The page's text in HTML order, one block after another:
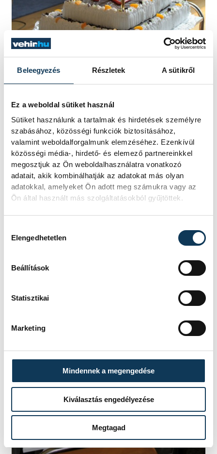
Beleegyezés Részletek A sütikről
Ez a weboldal sütiket használ
Sütiket használunk a tartalmak és hirdetések személyre
szabásához, közösségi funkciók biztosításához,
valamint weboldalforgalmunk elemzéséhez. Ezenkívül
közösségi média-, hirdető- és elemező partnereinkkel
megosztjuk az Ön weboldalhasználatra vonatkozó
adatait, akik kombinálhatják az adatokat más olyan
adatokkal, amelyeket Ön adott meg számukra vagy az
Ön által használt más szolgáltatásokból gyűjtöttek.
Elengedhetetlen
Beállítások
Statisztikai
Marketing
Mindennek a megengedése
Kiválasztás engedélyezése
Megtagad
tortával kedveskedett a Veszprém Megyei
Gyermek és Ifjúsági Közalapítvány a
jelenlevőknek.